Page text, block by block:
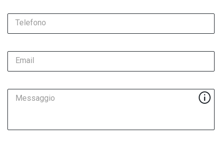
Telefono
Email
Messaggio